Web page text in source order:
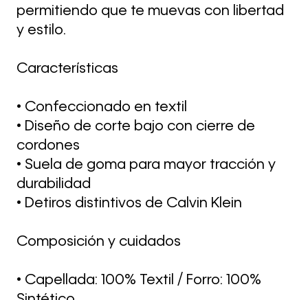
permitiendo que te muevas con libertad
y estilo.
Características
• Confeccionado en textil
• Diseño de corte bajo con cierre de
cordones
• Suela de goma para mayor tracción y
durabilidad
• Detiros distintivos de Calvin Klein
Composición y cuidados
• Capellada: 100% Textil / Forro: 100%